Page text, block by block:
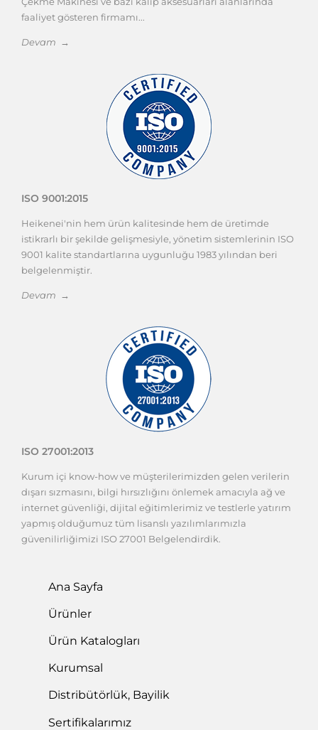
faaliyet gösteren firmamı...
Devam →
ISO 9001:2015
Heikenei'nin hem ürün kalitesinde hem de üretimde
istikrarlı bir şekilde gelişmesiyle, yönetim sistemlerinin ISO
9001 kalite standartlarına uygunluğu 1983 yılından beri
belgelenmiştir.
Devam →
ISO 27001:2013
Kurum içi know-how ve müşterilerimizden gelen verilerin
dışarı sızmasını, bilgi hırsızlığını önlemek amacıyla ağ ve
internet güvenliği, dijital eğitimlerimiz ve testlerle yatırım
yapmış olduğumuz tüm lisanslı yazılımlarımızla
güvenilirliğimizi ISO 27001 Belgelendirdik.
Ana Sayfa
Ürünler
Ürün Katalogları
Kurumsal
Distribütörlük, Bayilik
Sertifikalarımız